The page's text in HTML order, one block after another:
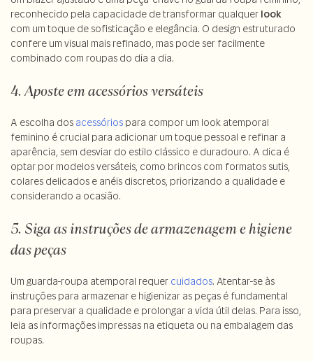
reconhecido pela capacidade de transformar qualquer look
com um toque de sofisticação e elegância. O design estruturado
confere um visual mais refinado, mas pode ser facilmente
combinado com roupas do dia a dia.
4. Aposte em acessórios versáteis
A escolha dos acessórios para compor um look atemporal
feminino é crucial para adicionar um toque pessoal e refinar a
aparência, sem desviar do estilo clássico e duradouro. A dica é
optar por modelos versáteis, como brincos com formatos sutis,
colares delicados e anéis discretos, priorizando a qualidade e
considerando a ocasião.
5. Siga as instruções de armazenagem e higiene
das peças
Um guarda-roupa atemporal requer cuidados. Atentar-se às
instruções para armazenar e higienizar as peças é fundamental
para preservar a qualidade e prolongar a vida útil delas. Para isso,
leia as informações impressas na etiqueta ou na embalagem das
roupas.